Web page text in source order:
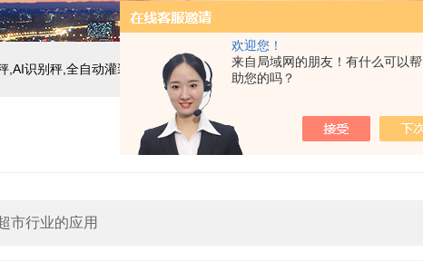
欢迎您！
来自局域网的朋友！有什么可以帮
助您的吗？
,AI识别秤,全自动灌装机设备,液体灌装生产线
市行业的应用